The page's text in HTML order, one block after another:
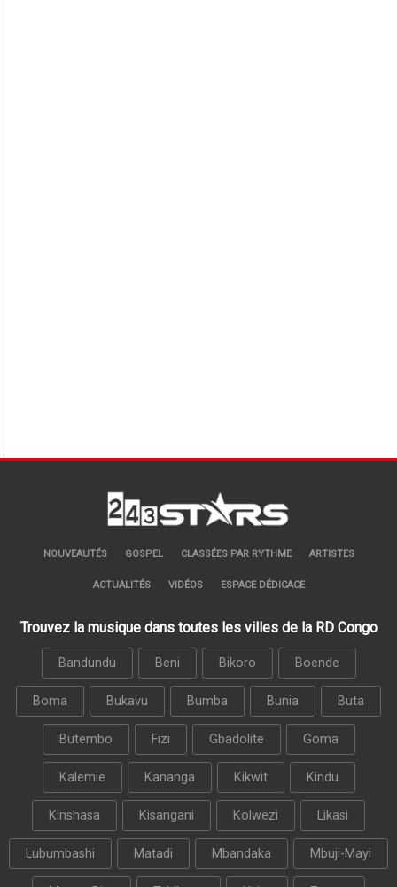
NOUVEAUTÉS GOSPEL CLASSÉES PAR RYTHME ARTISTES
ACTUALITÉS VIDÉOS ESPACE DÉDICACE
Trouvez la musique dans toutes les villes de la RD Congo
Bandundu Beni Bikoro Boende
Boma Bukavu Bumba Bunia Buta
Butembo Fizi Gbadolite Goma
Kalemie Kananga Kikwit Kindu
Kinshasa Kisangani Kolwezi Likasi
Lubumbashi Matadi Mbandaka Mbuji-Mayi